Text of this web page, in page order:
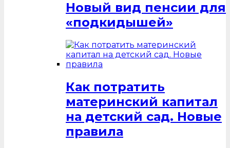
Новый вид пенсии для
«подкидышей»
Как потратить
материнский капитал
на детский сад. Новые
правила